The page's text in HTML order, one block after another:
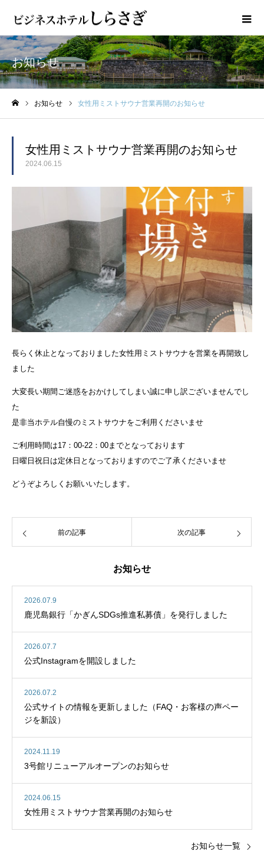
お知らせ
お知らせ 女性用ミストサウナ営業再開のお知らせ
女性用ミストサウナ営業再開のお知らせ
2024.06.15
長らく休止となっておりました女性用ミストサウナを営業を再開致し
ました
大変長い期間ご迷惑をおかけしてしまい誠に申し訳ございませんでし
た
是非当ホテル自慢のミストサウナをご利用くださいませ
ご利用時間は17：00-22：00までとなっております
日曜日祝日は定休日となっておりますのでご了承くださいませ
どうぞよろしくお願いいたします。
前の記事 次の記事
お知らせ
2026.07.9
鹿児島銀行「かぎんSDGs推進私募債」を発行しました
2026.07.7
公式Instagramを開設しました
2026.07.2
公式サイトの情報を更新しました（FAQ・お客様の声ペー
ジを新設）
2024.11.19
3号館リニューアルオープンのお知らせ
2024.06.15
女性用ミストサウナ営業再開のお知らせ
お知らせ一覧